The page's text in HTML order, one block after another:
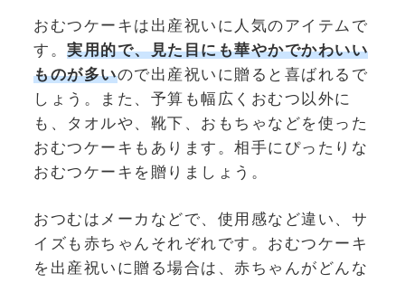
おむつケーキは出産祝いに人気のアイテムで
す。 実用的で、見た目にも華やかでかわいい
ものが多いので出産祝いに贈ると喜ばれるで
しょう。また、予算も幅広くおむつ以外に
も、タオルや、靴下、おもちゃなどを使った
おむつケーキもあります。相手にぴったりな
おむつケーキを贈りましょう。
おつむはメーカなどで、使用感など違い、サ
イズも赤ちゃんそれぞれです。おむつケーキ
を出産祝いに贈る場合は、赤ちゃんがどんな